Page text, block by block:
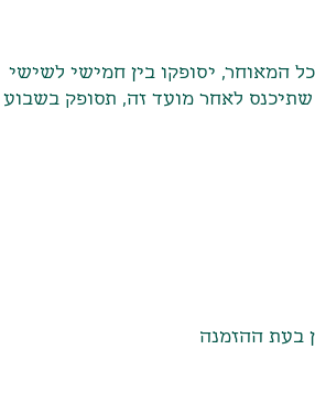
המאוחר, יסופקו בין חמישי לשישי
לאחר מועד זה, תסופק בשבוע
בעת ההזמנה